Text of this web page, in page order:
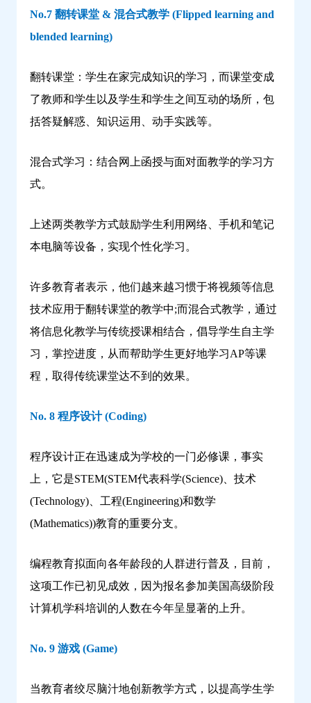
No.7 翻转课堂 & 混合式教学 (Flipped learning and
blended learning)
翻转课堂：学生在家完成知识的学习，而课堂变成
了教师和学生以及学生和学生之间互动的场所，包
括答疑解惑、知识运用、动手实践等。
混合式学习：结合网上函授与面对面教学的学习方
式。
上述两类教学方式鼓励学生利用网络、手机和笔记
本电脑等设备，实现个性化学习。
许多教育者表示，他们越来越习惯于将视频等信息
技术应用于翻转课堂的教学中;而混合式教学，通过
将信息化教学与传统授课相结合，倡导学生自主学
习，掌控进度，从而帮助学生更好地学习AP等课
程，取得传统课堂达不到的效果。
No. 8 程序设计 (Coding)
程序设计正在迅速成为学校的一门必修课，事实
上，它是STEM(STEM代表科学(Science)、技术
(Technology)、工程(Engineering)和数学
(Mathematics))教育的重要分支。
编程教育拟面向各年龄段的人群进行普及，目前，
这项工作已初见成效，因为报名参加美国高级阶段
计算机学科培训的人数在今年呈显著的上升。
No. 9 游戏 (Game)
当教育者绞尽脑汁地创新教学方式，以提高学生学